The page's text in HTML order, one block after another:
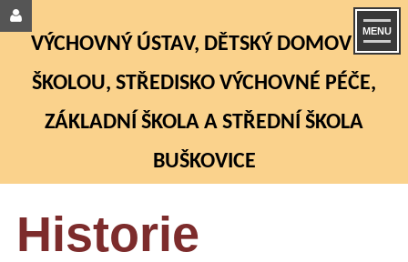
VÝCHOVNÝ ÚSTAV, DĚTSKÝ DOMOV SE
ŠKOLOU, STŘEDISKO VÝCHOVNÉ PÉČE,
ZÁKLADNÍ ŠKOLA A STŘEDNÍ ŠKOLA
BUŠKOVICE
MENU
Historie